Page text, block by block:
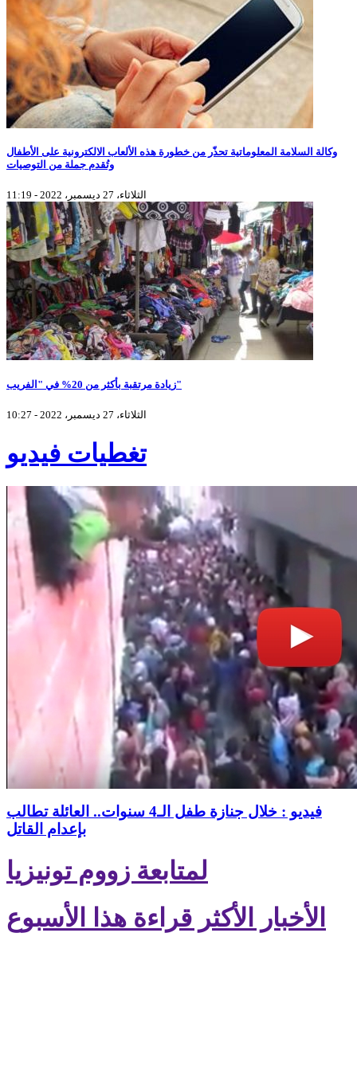
وكالة السلامة المعلوماتية تحذّر من خطورة هذه الألعاب الالكترونية على الأطفال
وتُقدم جملة من التوصيات
الثلاثاء، 27 ديسمبر، 2022 - 11:19
زيادة مرتقبة بأكثر من 20% في "الفريب"
الثلاثاء، 27 ديسمبر، 2022 - 10:27
تغطيات فيديو
فيديو : خلال جنازة طفل الـ4 سنوات.. العائلة تطالب
بإعدام القاتل
لمتابعة زووم تونيزيا
الأخبار الأكثر قراءة هذا الأسبوع